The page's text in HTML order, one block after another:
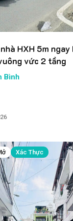
HXH 5m ngay
vức 2 tầng
Bình
Xác Thực